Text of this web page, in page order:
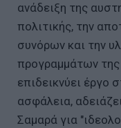
ανάδειξη της
πολιτικής, την
συνόρων και την
προγραμμάτων
επιδεικνύει έργο
ασφάλεια,
Σαμαρά για